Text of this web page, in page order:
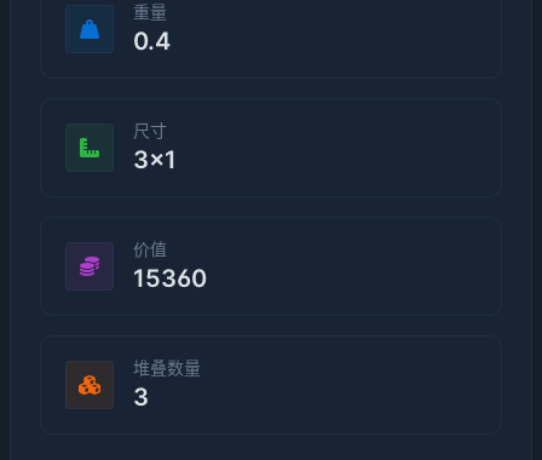
重量
0.4
尺寸
3×1
价值
15360
堆叠数量
3